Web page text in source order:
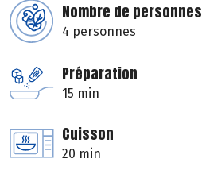
Nombre de personnes
4 personnes
Préparation
15 min
Cuisson
20 min